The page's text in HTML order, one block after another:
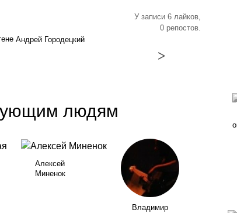
У записи 6 лайков,
0 репостов.
Андрей Городецкий
>
людям
Алексей
Минeнок
Владимир